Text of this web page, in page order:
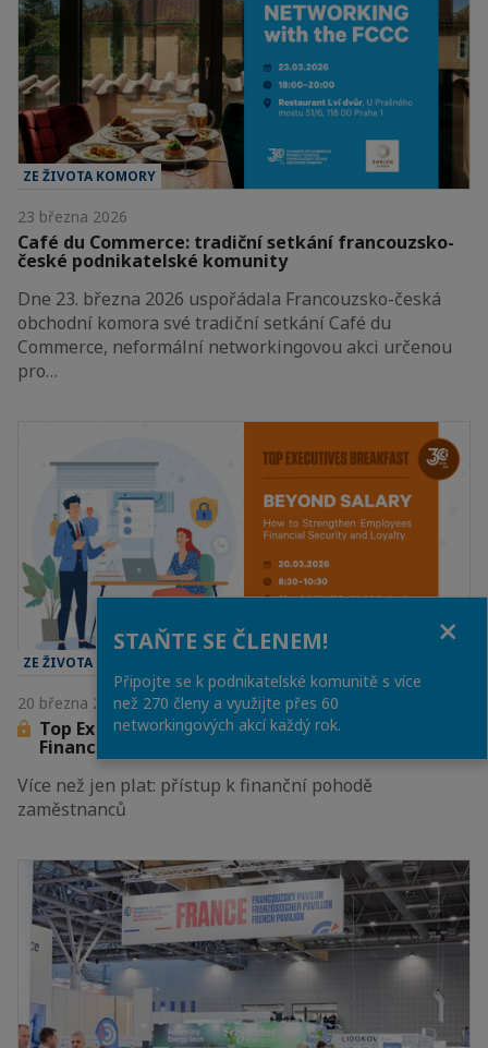
ZE ŽIVOTA KOMORY
23 března 2026
Café du Commerce: tradiční setkání francouzsko-
české podnikatelské komunity
Dne 23. března 2026 uspořádala Francouzsko-česká
obchodní komora své tradiční setkání Café du
Commerce, neformální networkingovou akci určenou
pro…
ZE ŽIVOTA KOMORY
20 března 2026
Top Executives Breakfast se společností Falcon
Finances
Více než jen plat: přístup k finanční pohodě
zaměstnanců
STAŇTE SE ČLENEM!
Připojte se k podnikatelské komunitě s více
než 270 členy a využijte přes 60
networkingových akcí každý rok.